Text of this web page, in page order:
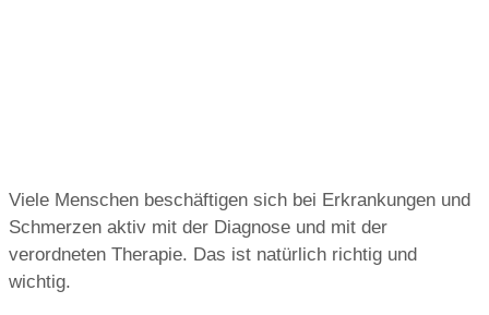
Viele Menschen beschäftigen sich bei Erkrankungen und
Schmerzen aktiv mit der Diagnose und mit der
verordneten Therapie. Das ist natürlich richtig und
wichtig.